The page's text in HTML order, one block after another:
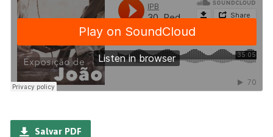
Salvar PDF